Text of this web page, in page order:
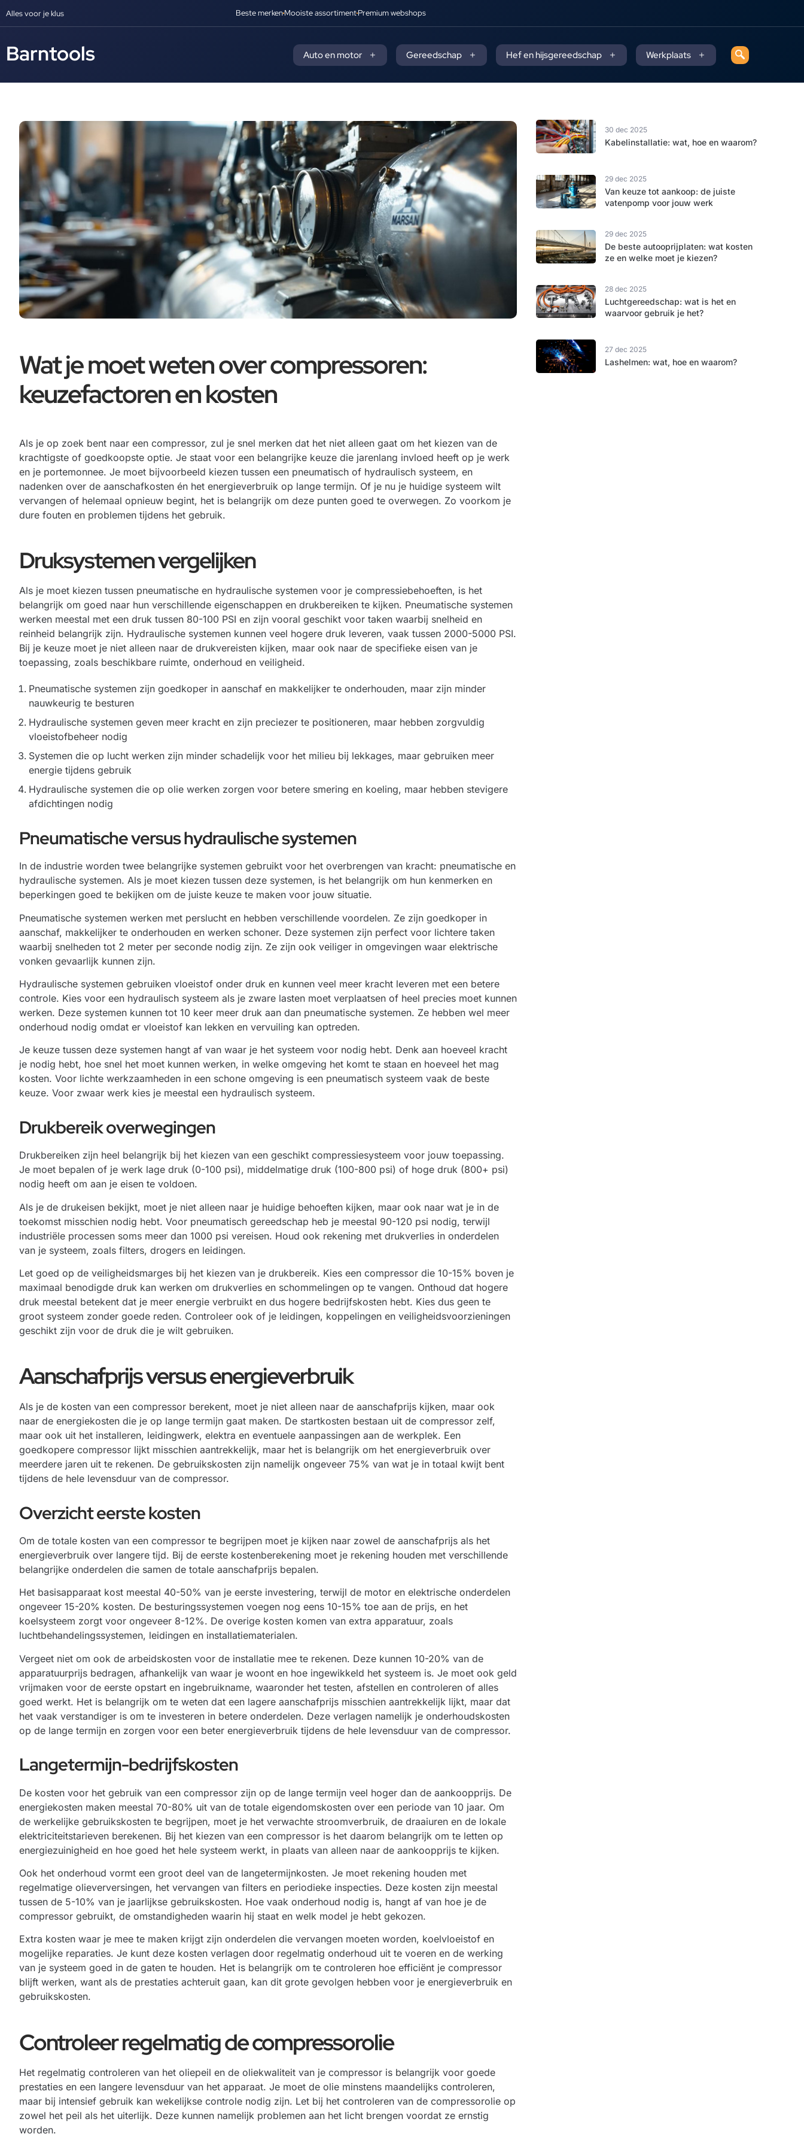
Alles voor je klus Beste merkenMooiste assortimentPremium webshops
Barntools Auto en motor Gereedschap Hef en hijsgereedschap Werkplaats
Wat je moet weten over compressoren:
keuzefactoren en kosten
Als je op zoek bent naar een compressor, zul je snel merken dat het niet alleen gaat om het kiezen van de
krachtigste of goedkoopste optie. Je staat voor een belangrijke keuze die jarenlang invloed heeft op je werk
en je portemonnee. Je moet bijvoorbeeld kiezen tussen een pneumatisch of hydraulisch systeem, en
nadenken over de aanschafkosten én het energieverbruik op lange termijn. Of je nu je huidige systeem wilt
vervangen of helemaal opnieuw begint, het is belangrijk om deze punten goed te overwegen. Zo voorkom je
dure fouten en problemen tijdens het gebruik.
Druksystemen vergelijken
Als je moet kiezen tussen pneumatische en hydraulische systemen voor je compressiebehoeften, is het
belangrijk om goed naar hun verschillende eigenschappen en drukbereiken te kijken. Pneumatische systemen
werken meestal met een druk tussen 80-100 PSI en zijn vooral geschikt voor taken waarbij snelheid en
reinheid belangrijk zijn. Hydraulische systemen kunnen veel hogere druk leveren, vaak tussen 2000-5000 PSI.
Bij je keuze moet je niet alleen naar de drukvereisten kijken, maar ook naar de specifieke eisen van je
toepassing, zoals beschikbare ruimte, onderhoud en veiligheid.
Pneumatische systemen zijn goedkoper in aanschaf en makkelijker te onderhouden, maar zijn minder
nauwkeurig te besturen
Hydraulische systemen geven meer kracht en zijn preciezer te positioneren, maar hebben zorgvuldig
vloeistofbeheer nodig
Systemen die op lucht werken zijn minder schadelijk voor het milieu bij lekkages, maar gebruiken meer
energie tijdens gebruik
Hydraulische systemen die op olie werken zorgen voor betere smering en koeling, maar hebben stevigere
afdichtingen nodig
Pneumatische versus hydraulische systemen
In de industrie worden twee belangrijke systemen gebruikt voor het overbrengen van kracht: pneumatische en
hydraulische systemen. Als je moet kiezen tussen deze systemen, is het belangrijk om hun kenmerken en
beperkingen goed te bekijken om de juiste keuze te maken voor jouw situatie.
Pneumatische systemen werken met perslucht en hebben verschillende voordelen. Ze zijn goedkoper in
aanschaf, makkelijker te onderhouden en werken schoner. Deze systemen zijn perfect voor lichtere taken
waarbij snelheden tot 2 meter per seconde nodig zijn. Ze zijn ook veiliger in omgevingen waar elektrische
vonken gevaarlijk kunnen zijn.
Hydraulische systemen gebruiken vloeistof onder druk en kunnen veel meer kracht leveren met een betere
controle. Kies voor een hydraulisch systeem als je zware lasten moet verplaatsen of heel precies moet kunnen
werken. Deze systemen kunnen tot 10 keer meer druk aan dan pneumatische systemen. Ze hebben wel meer
onderhoud nodig omdat er vloeistof kan lekken en vervuiling kan optreden.
Je keuze tussen deze systemen hangt af van waar je het systeem voor nodig hebt. Denk aan hoeveel kracht
je nodig hebt, hoe snel het moet kunnen werken, in welke omgeving het komt te staan en hoeveel het mag
kosten. Voor lichte werkzaamheden in een schone omgeving is een pneumatisch systeem vaak de beste
keuze. Voor zwaar werk kies je meestal een hydraulisch systeem.
Drukbereik overwegingen
Drukbereiken zijn heel belangrijk bij het kiezen van een geschikt compressiesysteem voor jouw toepassing.
Je moet bepalen of je werk lage druk (0-100 psi), middelmatige druk (100-800 psi) of hoge druk (800+ psi)
nodig heeft om aan je eisen te voldoen.
Als je de drukeisen bekijkt, moet je niet alleen naar je huidige behoeften kijken, maar ook naar wat je in de
toekomst misschien nodig hebt. Voor pneumatisch gereedschap heb je meestal 90-120 psi nodig, terwijl
industriële processen soms meer dan 1000 psi vereisen. Houd ook rekening met drukverlies in onderdelen
van je systeem, zoals filters, drogers en leidingen.
Let goed op de veiligheidsmarges bij het kiezen van je drukbereik. Kies een compressor die 10-15% boven je
maximaal benodigde druk kan werken om drukverlies en schommelingen op te vangen. Onthoud dat hogere
druk meestal betekent dat je meer energie verbruikt en dus hogere bedrijfskosten hebt. Kies dus geen te
groot systeem zonder goede reden. Controleer ook of je leidingen, koppelingen en veiligheidsvoorzieningen
geschikt zijn voor de druk die je wilt gebruiken.
Aanschafprijs versus energieverbruik
Als je de kosten van een compressor berekent, moet je niet alleen naar de aanschafprijs kijken, maar ook
naar de energiekosten die je op lange termijn gaat maken. De startkosten bestaan uit de compressor zelf,
maar ook uit het installeren, leidingwerk, elektra en eventuele aanpassingen aan de werkplek. Een
goedkopere compressor lijkt misschien aantrekkelijk, maar het is belangrijk om het energieverbruik over
meerdere jaren uit te rekenen. De gebruikskosten zijn namelijk ongeveer 75% van wat je in totaal kwijt bent
tijdens de hele levensduur van de compressor.
Overzicht eerste kosten
Om de totale kosten van een compressor te begrijpen moet je kijken naar zowel de aanschafprijs als het
energieverbruik over langere tijd. Bij de eerste kostenberekening moet je rekening houden met verschillende
belangrijke onderdelen die samen de totale aanschafprijs bepalen.
Het basisapparaat kost meestal 40-50% van je eerste investering, terwijl de motor en elektrische onderdelen
ongeveer 15-20% kosten. De besturingssystemen voegen nog eens 10-15% toe aan de prijs, en het
koelsysteem zorgt voor ongeveer 8-12%. De overige kosten komen van extra apparatuur, zoals
luchtbehandelingssystemen, leidingen en installatiematerialen.
Vergeet niet om ook de arbeidskosten voor de installatie mee te rekenen. Deze kunnen 10-20% van de
apparatuurprijs bedragen, afhankelijk van waar je woont en hoe ingewikkeld het systeem is. Je moet ook geld
vrijmaken voor de eerste opstart en ingebruikname, waaronder het testen, afstellen en controleren of alles
goed werkt. Het is belangrijk om te weten dat een lagere aanschafprijs misschien aantrekkelijk lijkt, maar dat
het vaak verstandiger is om te investeren in betere onderdelen. Deze verlagen namelijk je onderhoudskosten
op de lange termijn en zorgen voor een beter energieverbruik tijdens de hele levensduur van de compressor.
Langetermijn-bedrijfskosten
De kosten voor het gebruik van een compressor zijn op de lange termijn veel hoger dan de aankoopprijs. De
energiekosten maken meestal 70-80% uit van de totale eigendomskosten over een periode van 10 jaar. Om
de werkelijke gebruikskosten te begrijpen, moet je het verwachte stroomverbruik, de draaiuren en de lokale
elektriciteitstarieven berekenen. Bij het kiezen van een compressor is het daarom belangrijk om te letten op
energiezuinigheid en hoe goed het hele systeem werkt, in plaats van alleen naar de aankoopprijs te kijken.
Ook het onderhoud vormt een groot deel van de langetermijnkosten. Je moet rekening houden met
regelmatige olieverversingen, het vervangen van filters en periodieke inspecties. Deze kosten zijn meestal
tussen de 5-10% van je jaarlijkse gebruikskosten. Hoe vaak onderhoud nodig is, hangt af van hoe je de
compressor gebruikt, de omstandigheden waarin hij staat en welk model je hebt gekozen.
Extra kosten waar je mee te maken krijgt zijn onderdelen die vervangen moeten worden, koelvloeistof en
mogelijke reparaties. Je kunt deze kosten verlagen door regelmatig onderhoud uit te voeren en de werking
van je systeem goed in de gaten te houden. Het is belangrijk om te controleren hoe efficiënt je compressor
blijft werken, want als de prestaties achteruit gaan, kan dit grote gevolgen hebben voor je energieverbruik en
gebruikskosten.
Controleer regelmatig de compressorolie
Het regelmatig controleren van het oliepeil en de oliekwaliteit van je compressor is belangrijk voor goede
prestaties en een langere levensduur van het apparaat. Je moet de olie minstens maandelijks controleren,
maar bij intensief gebruik kan wekelijkse controle nodig zijn. Let bij het controleren van de compressorolie op
zowel het peil als het uiterlijk. Deze kunnen namelijk problemen aan het licht brengen voordat ze ernstig
worden.
30 dec 2025
Kabelinstallatie: wat, hoe en waarom?
29 dec 2025
Van keuze tot aankoop: de juiste
vatenpomp voor jouw werk
29 dec 2025
De beste autooprijplaten: wat kosten
ze en welke moet je kiezen?
28 dec 2025
Luchtgereedschap: wat is het en
waarvoor gebruik je het?
27 dec 2025
Lashelmen: wat, hoe en waarom?